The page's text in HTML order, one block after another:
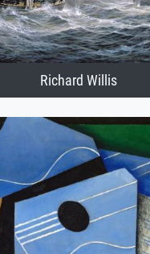
Richard Willis